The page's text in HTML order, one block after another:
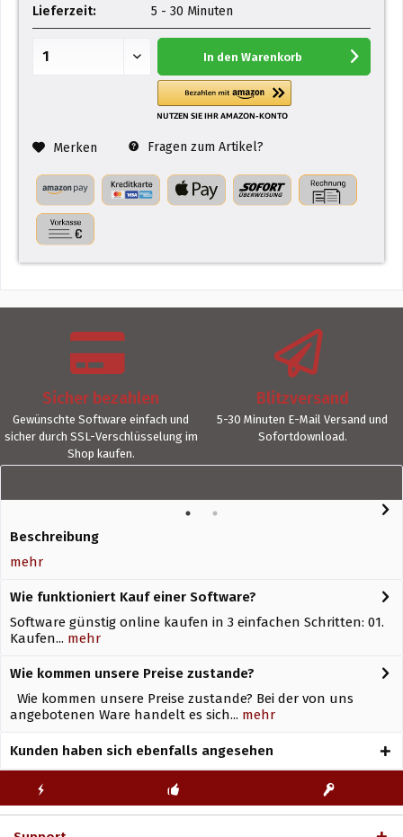
Lieferzeit:
5 - 30 Minuten
In den Warenkorb
Merken Fragen zum Artikel?
Sicher bezahlen
Gewünschte Software einfach und
sicher durch SSL-Verschlüsselung im
Shop kaufen.
Blitzversand
5-30 Minuten E-Mail Versand und
Sofortdownload.
Beschreibung
mehr
Wie funktioniert Kauf einer Software?
Software günstig online kaufen in 3 einfachen Schritten: 01.
Kaufen... mehr
Wie kommen unsere Preise zustande?
Wie kommen unsere Preise zustande? Bei der von uns
angebotenen Ware handelt es sich... mehr
Kunden haben sich ebenfalls angesehen
KOSTENLOSE
ECHTE
LIZENZSCHLÜSSEL